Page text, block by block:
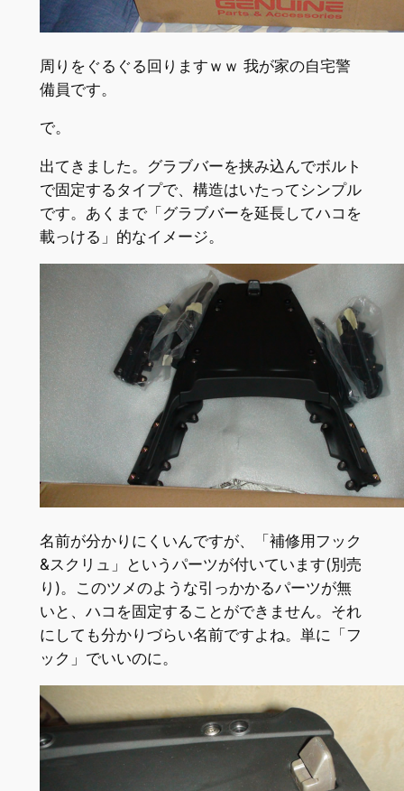
周りをぐるぐる回りますｗｗ 我が家の自宅警
備員です。
で。
出てきました。グラブバーを挟み込んでボルト
で固定するタイプで、構造はいたってシンプル
です。あくまで「グラブバーを延長してハコを
載っける」的なイメージ。
名前が分かりにくいんですが、「補修用フック
&スクリュ」というパーツが付いています(別売
り)。このツメのような引っかかるパーツが無
いと、ハコを固定することができません。それ
にしても分かりづらい名前ですよね。単に「フ
ック」でいいのに。